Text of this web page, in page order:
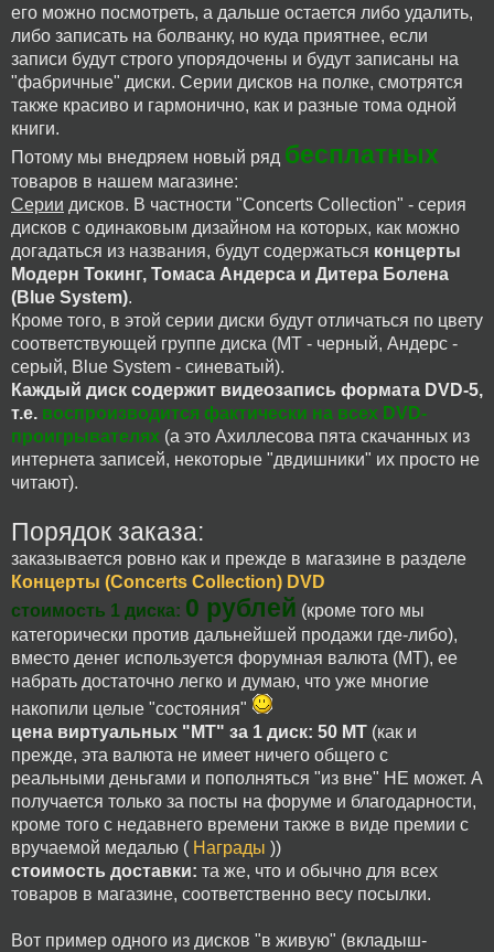
его можно посмотреть, а дальше остается либо удалить,
либо записать на болванку, но куда приятнее, если
записи будут строго упорядочены и будут записаны на
"фабричные" диски. Серии дисков на полке, смотрятся
также красиво и гармонично, как и разные тома одной
книги.
Потому мы внедряем новый ряд бесплатных
товаров в нашем магазине:
Серии дисков. В частности "Concerts Collection" - серия
дисков с одинаковым дизайном на которых, как можно
догадаться из названия, будут содержаться концерты
Модерн Токинг, Томаса Андерса и Дитера Болена
(Blue System).
Кроме того, в этой серии диски будут отличаться по цвету
соответствующей группе диска (МТ - черный, Андерс -
серый, Blue System - синеватый).
Каждый диск содержит видеозапись формата DVD-5,
т.е. воспроизводится фактически на всех DVD-
проигрывателях (а это Ахиллесова пята скачанных из
интернета записей, некоторые "двдишники" их просто не
читают).
Порядок заказа:
заказывается ровно как и прежде в магазине в разделе
Концерты (Concerts Collection) DVD
стоимость 1 диска: 0 рублей (кроме того мы
категорически против дальнейшей продажи где-либо),
вместо денег используется форумная валюта (МТ), ее
набрать достаточно легко и думаю, что уже многие
накопили целые "состояния"
цена виртуальных "МТ" за 1 диск: 50 МТ (как и
прежде, эта валюта не имеет ничего общего с
реальными деньгами и пополняться "из вне" НЕ может. А
получается только за посты на форуме и благодарности,
кроме того с недавнего времени также в виде премии с
вручаемой медалью ( Награды ))
стоимость доставки: та же, что и обычно для всех
товаров в магазине, соответственно весу посылки.
Вот пример одного из дисков "в живую" (вкладыш-